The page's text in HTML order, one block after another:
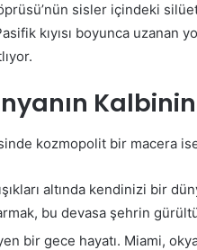
sisler içindeki
kıyısı boyunca uzanan
Kalbinin
kozmopolit bir macera
altında kendinizi bir
bu devasa şehrin
bir gece hayatı. Miami,